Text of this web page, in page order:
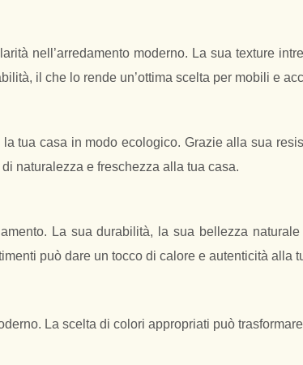
nell’arredamento moderno. La sua texture
il che lo rende un’ottima scelta per mobili e
tua casa in modo ecologico. Grazie alla sua
naturalezza e freschezza alla tua casa.
La sua durabilità, la sua bellezza
può dare un tocco di calore e autenticità alla
La scelta di colori appropriati può